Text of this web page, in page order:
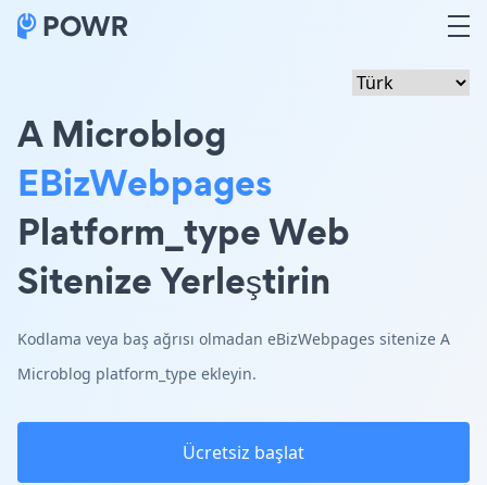
A Microblog
EBizWebpages
Platform_type Web
Sitenize Yerleştirin
Kodlama veya baş ağrısı olmadan eBizWebpages sitenize A
Microblog platform_type ekleyin.
Ücretsiz başlat